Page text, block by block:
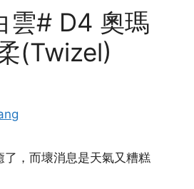
雲# D4 奧瑪
(Twizel)
了，而壞消息是天氣又糟糕